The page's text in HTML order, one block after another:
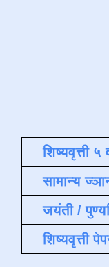
शिष्यवृत्ती ५
सामान्य
जयंती /
शिष्यवृत्ती